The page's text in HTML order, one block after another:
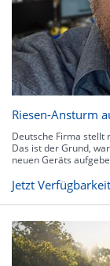
Riesen-Ansturm
Deutsche Firma stellt
Das ist der Grund,
neuen Geräts
Jetzt